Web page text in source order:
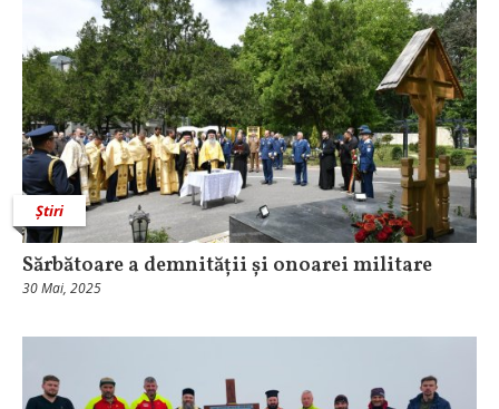
Știri
Sărbătoare a demnității și onoarei militare
30 Mai, 2025